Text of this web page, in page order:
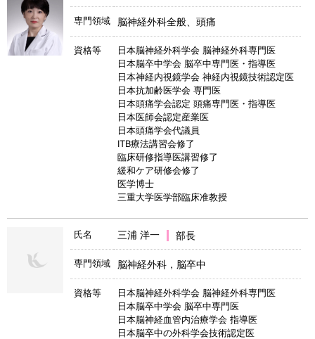
専門領域 脳神経外科全般、頭痛
資格等
日本脳神経外科学会 脳神経外科専門医
日本脳卒中学会 脳卒中専門医・指導医
日本神経内視鏡学会 神経内視鏡技術認定医
日本抗加齢医学会 専門医
日本頭痛学会認定 頭痛専門医・指導医
日本医師会認定産業医
日本頭痛学会代議員
ITB療法講習会修了
臨床研修指導医講習修了
緩和ケア研修会修了
医学博士
三重大学医学部臨床准教授
氏名 三浦 洋一 部長
専門領域 脳神経外科，脳卒中
資格等
日本脳神経外科学会 脳神経外科専門医
日本脳卒中学会 脳卒中専門医
日本脳神経血管内治療学会 指導医
日本脳卒中の外科学会技術認定医